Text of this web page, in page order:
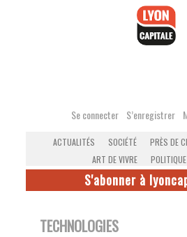
Se connecter S’enregistrer
ACTUALITÉS SOCIÉTÉ PRÈS DE
ART DE VIVRE
POLITIQUE
S'abonner à
TECHNOLOGIES